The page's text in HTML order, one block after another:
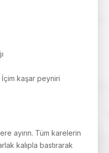
kaşar peyniri
ayırın. Tüm karelerin
kalıpla bastırarak